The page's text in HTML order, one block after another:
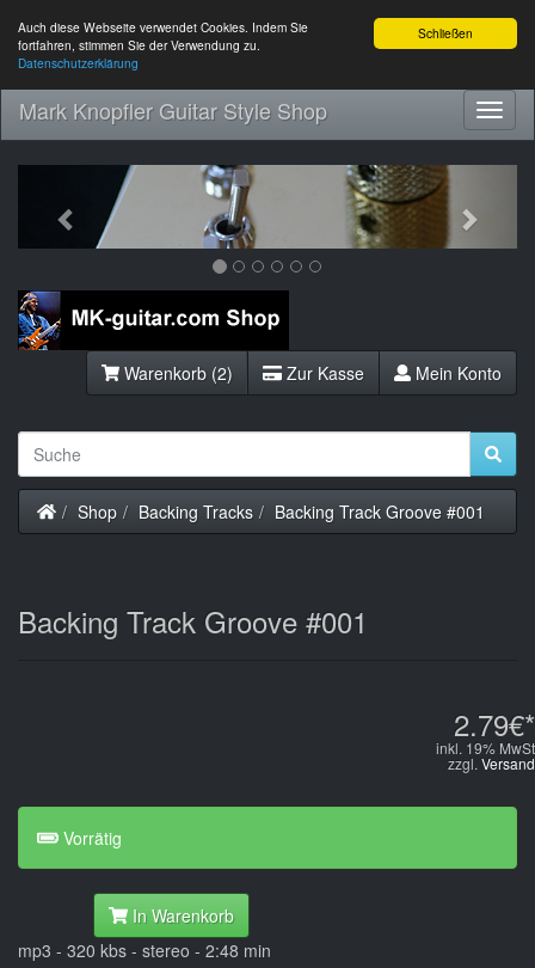
Schließen
Auch diese Webseite verwendet Cookies. Indem Sie
fortfahren, stimmen Sie der Verwendung zu.
Datenschutzerklärung
Mark Knopfler Guitar Style Shop
Previous
Warenkorb (2) Zur Kasse Mein Konto
Startseite
Shop Backing Tracks Backing Track Groove #001
Backing Track Groove #001
2.79€*
inkl. 19% MwSt
zzgl. Versand
Vorrätig
In Warenkorb
mp3 - 320 kbs - stereo - 2:48 min